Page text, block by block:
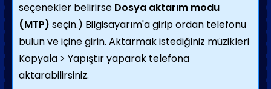
seçenekler belirirse Dosya aktarım modu
(MTP) seçin.) Bilgisayarım'a girip ordan telefonu
bulun ve içine girin. Aktarmak istediğiniz müzikleri
Kopyala > Yapıştır yaparak telefona
aktarabilirsiniz.